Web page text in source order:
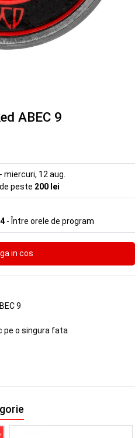
ABEC 9
miercuri, 12 aug.
peste 200 lei
- Între orele de program
9
pe o singura fata